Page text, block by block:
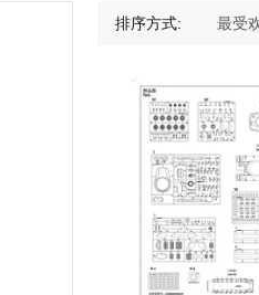
排序方式: 最受